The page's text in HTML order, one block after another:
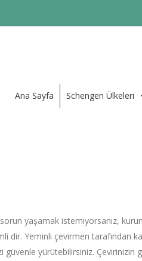
Ana Sayfa Schengen Ülkeleri
yaşamak istemiyorsanız,
dir. Yeminli çevirmen tarafından
güvenle yürütebilirsiniz. Çevirinizin